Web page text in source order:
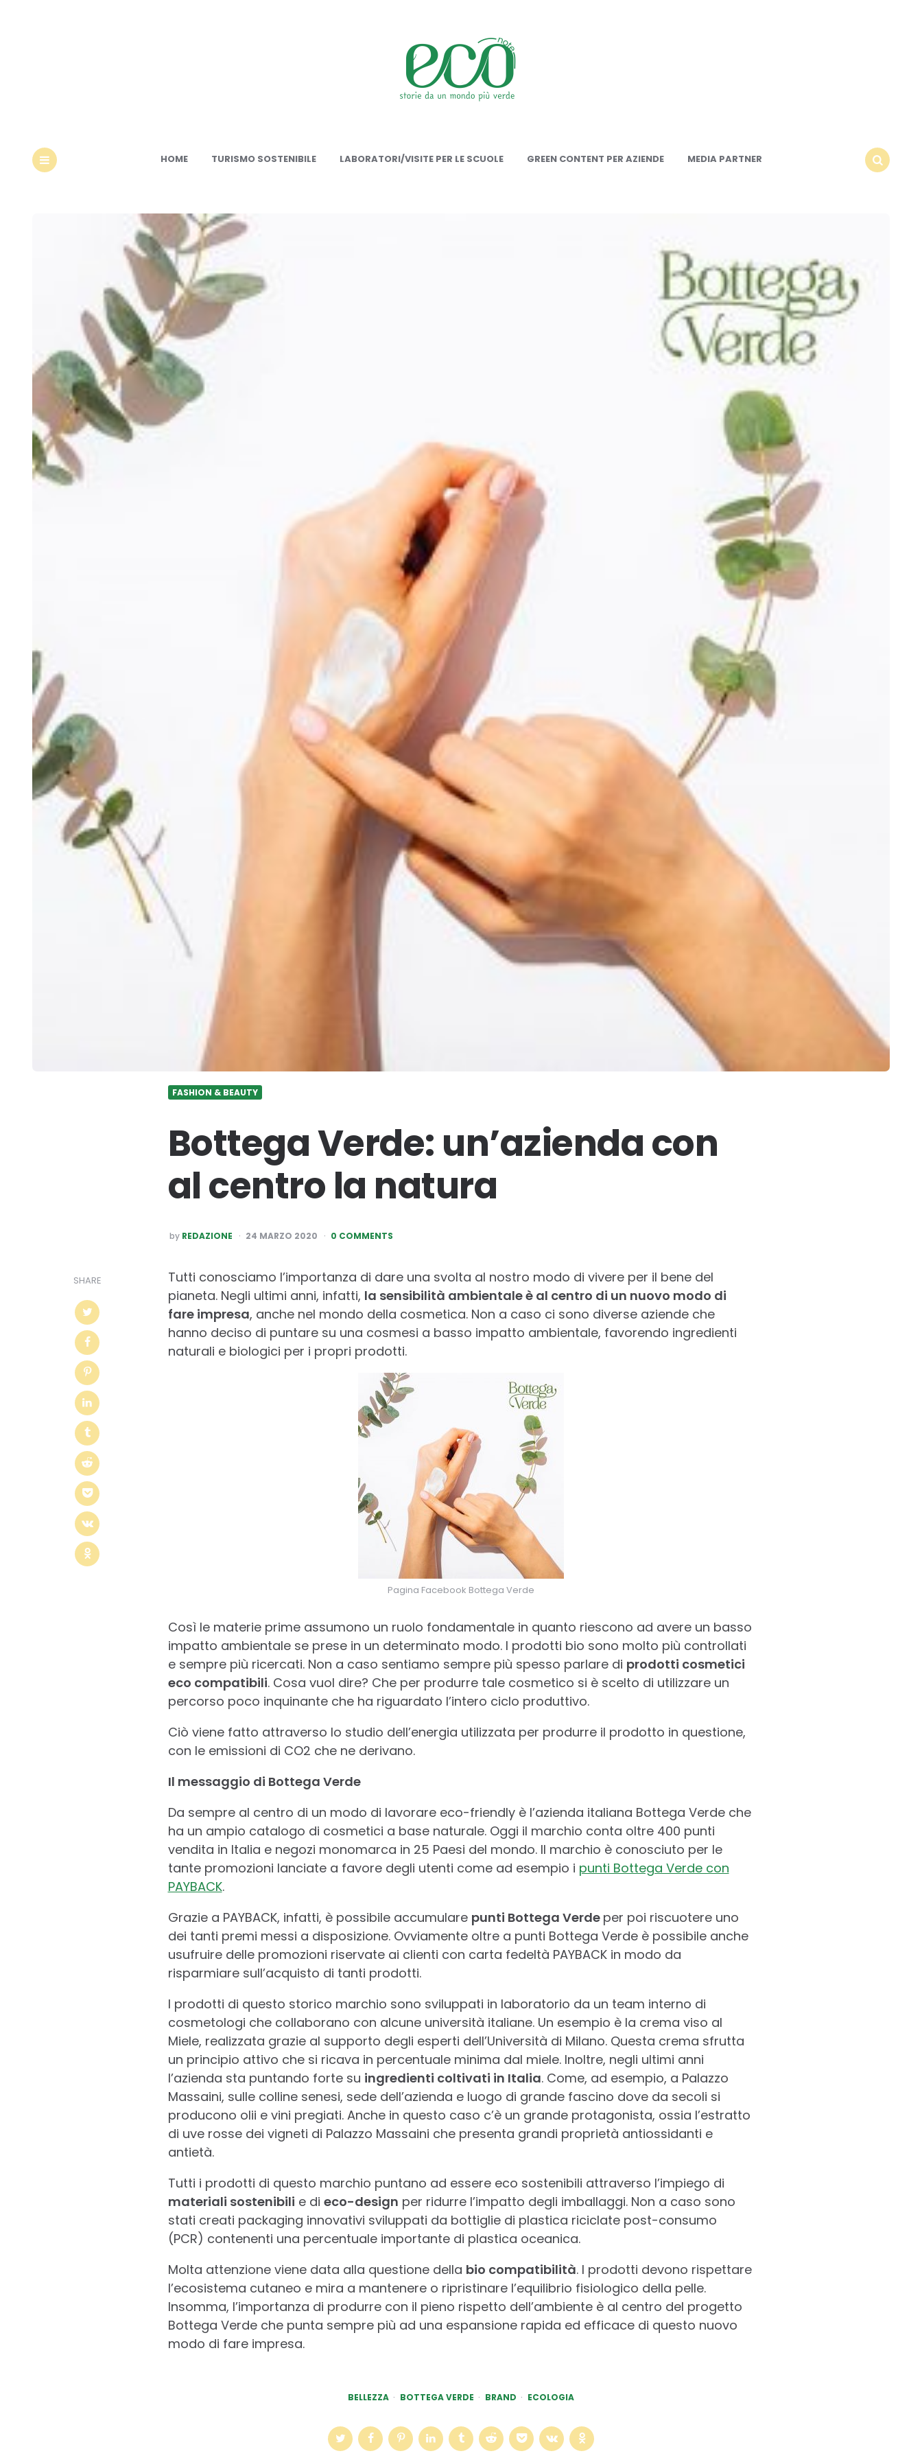
HOME TURISMO SOSTENIBILE LABORATORI/VISITE PER LE SCUOLE GREEN CONTENT PER AZIENDE
MEDIA PARTNER
FASHION & BEAUTY
Bottega Verde: un’azienda con
al centro la natura
POSTED
BY
by REDAZIONE 24 MARZO 2020 0 COMMENTS
SHARE
Tutti conosciamo l’importanza di dare una svolta al nostro modo di vivere per il bene del
pianeta. Negli ultimi anni, infatti, la sensibilità ambientale è al centro di un nuovo modo di
fare impresa, anche nel mondo della cosmetica. Non a caso ci sono diverse aziende che
hanno deciso di puntare su una cosmesi a basso impatto ambientale, favorendo ingredienti
naturali e biologici per i propri prodotti.
Pagina Facebook Bottega Verde
Così le materie prime assumono un ruolo fondamentale in quanto riescono ad avere un basso
impatto ambientale se prese in un determinato modo. I prodotti bio sono molto più controllati
e sempre più ricercati. Non a caso sentiamo sempre più spesso parlare di prodotti cosmetici
eco compatibili. Cosa vuol dire? Che per produrre tale cosmetico si è scelto di utilizzare un
percorso poco inquinante che ha riguardato l’intero ciclo produttivo.
Ciò viene fatto attraverso lo studio dell’energia utilizzata per produrre il prodotto in questione,
con le emissioni di CO2 che ne derivano.
Il messaggio di Bottega Verde
Da sempre al centro di un modo di lavorare eco-friendly è l’azienda italiana Bottega Verde che
ha un ampio catalogo di cosmetici a base naturale. Oggi il marchio conta oltre 400 punti
vendita in Italia e negozi monomarca in 25 Paesi del mondo. Il marchio è conosciuto per le
tante promozioni lanciate a favore degli utenti come ad esempio i punti Bottega Verde con
PAYBACK.
Grazie a PAYBACK, infatti, è possibile accumulare punti Bottega Verde per poi riscuotere uno
dei tanti premi messi a disposizione. Ovviamente oltre a punti Bottega Verde è possibile anche
usufruire delle promozioni riservate ai clienti con carta fedeltà PAYBACK in modo da
risparmiare sull’acquisto di tanti prodotti.
I prodotti di questo storico marchio sono sviluppati in laboratorio da un team interno di
cosmetologi che collaborano con alcune università italiane. Un esempio è la crema viso al
Miele, realizzata grazie al supporto degli esperti dell’Università di Milano. Questa crema sfrutta
un principio attivo che si ricava in percentuale minima dal miele. Inoltre, negli ultimi anni
l’azienda sta puntando forte su ingredienti coltivati in Italia. Come, ad esempio, a Palazzo
Massaini, sulle colline senesi, sede dell’azienda e luogo di grande fascino dove da secoli si
producono olii e vini pregiati. Anche in questo caso c’è un grande protagonista, ossia l’estratto
di uve rosse dei vigneti di Palazzo Massaini che presenta grandi proprietà antiossidanti e
antietà.
Tutti i prodotti di questo marchio puntano ad essere eco sostenibili attraverso l’impiego di
materiali sostenibili e di eco-design per ridurre l’impatto degli imballaggi. Non a caso sono
stati creati packaging innovativi sviluppati da bottiglie di plastica riciclate post-consumo
(PCR) contenenti una percentuale importante di plastica oceanica.
Molta attenzione viene data alla questione della bio compatibilità. I prodotti devono rispettare
l’ecosistema cutaneo e mira a mantenere o ripristinare l’equilibrio fisiologico della pelle.
Insomma, l’importanza di produrre con il pieno rispetto dell’ambiente è al centro del progetto
Bottega Verde che punta sempre più ad una espansione rapida ed efficace di questo nuovo
modo di fare impresa.
BELLEZZA BOTTEGA VERDE BRAND ECOLOGIA